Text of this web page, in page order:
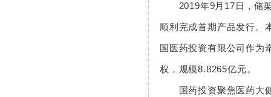
2019年9月17日，储架
顺利完成首期产品发行。
国医药投资有限公司作为
权，规模8.8265亿元。
国药投资聚焦医药大健